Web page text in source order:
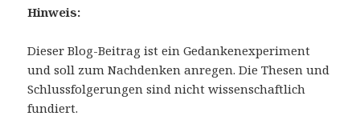
Hinweis:
Dieser Blog-Beitrag ist ein Gedankenexperiment
und soll zum Nachdenken anregen. Die Thesen und
Schlussfolgerungen sind nicht wissenschaftlich
fundiert.